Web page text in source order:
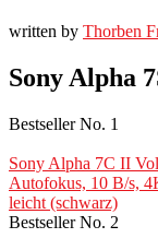
written by Thorben
Sony Alpha
Bestseller No. 1
Sony Alpha 7C II
Autofokus, 10 B/s,
leicht (schwarz)
Bestseller No. 2